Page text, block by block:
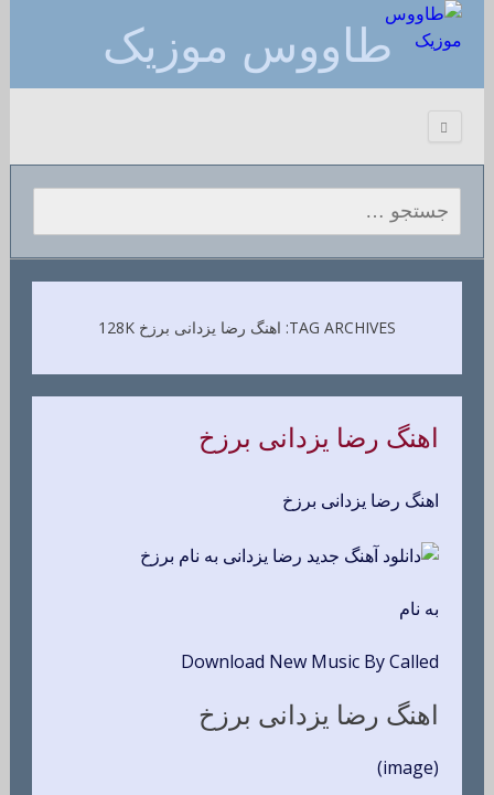
طاووس موزیک
جستجو برای:
TAG ARCHIVES: اهنگ رضا یزدانی برزخ 128K
اهنگ رضا یزدانی برزخ
اهنگ رضا یزدانی برزخ
به نام
Download New Music By Called
اهنگ رضا یزدانی برزخ
(image)